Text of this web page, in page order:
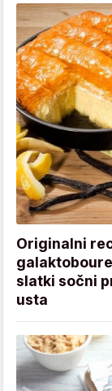
Originalni
slatki sočni
usta